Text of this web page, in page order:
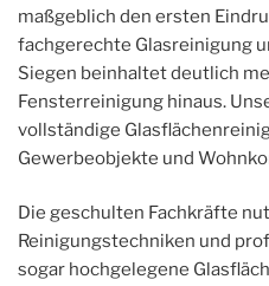
maßgeblich den ersten
fachgerechte Glasreinigung
Siegen beinhaltet deutlich
Fensterreinigung hinaus.
vollständige
Gewerbeobjekte und
Die geschulten Fachkräfte
Reinigungstechniken und
sogar hochgelegene